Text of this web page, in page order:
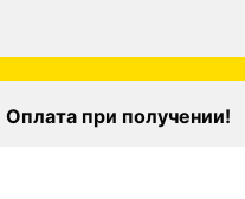
Оплата при получении!